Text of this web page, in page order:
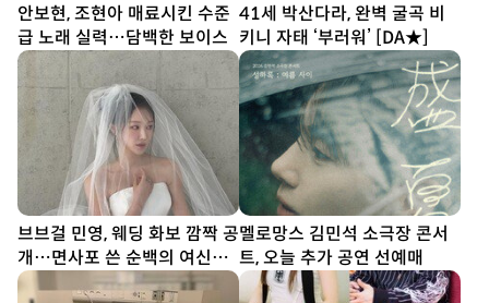
안보현, 조현아 매료시킨 수준
급 노래 실력…담백한 보이스
41세 박산다라, 완벽 굴곡 비
키니 자태 ‘부러워’ [DA★]
브브걸 민영, 웨딩 화보 깜짝 공
개…면사포 쓴 순백의 여신
[DA★]
멜로망스 김민석 소극장 콘서
트, 오늘 추가 공연 선예매